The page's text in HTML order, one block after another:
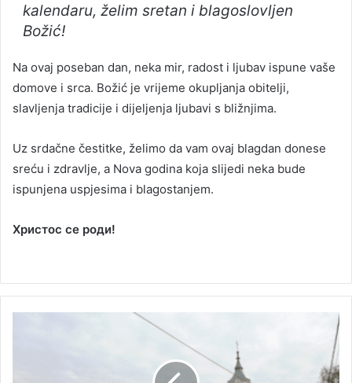
kalendaru, želim sretan i blagoslovljen
Božić!
Na ovaj poseban dan, neka mir, radost i ljubav ispune vaše
domove i srca. Božić je vrijeme okupljanja obitelji,
slavljenja tradicije i dijeljenja ljubavi s bližnjima.
Uz srdačne čestitke, želimo da vam ovaj blagdan donese
sreću i zdravlje, a Nova godina koja slijedi neka bude
ispunjena uspjesima i blagostanjem.
Христос се роди!